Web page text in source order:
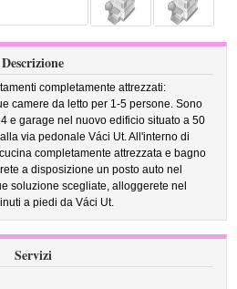
Descrizione
completamente attrezzati:
camere da letto per 1-5 persone. Sono
e garage nel nuovo edificio situato a 50
via pedonale Váci Ut. All'interno di
completamente attrezzata e bagno
a disposizione un posto auto nel
soluzione scegliate, alloggerete nel
a piedi da Váci Ut.
Servizi